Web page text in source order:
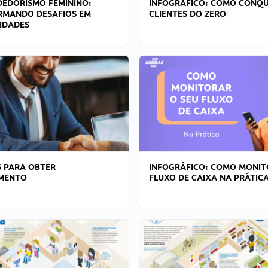
FEMININO:
DESAFIOS EM
INFOGRÁFICO: COMO
CLIENTES DO ZERO
PARA OBTER
INFOGRÁFICO: COMO
FLUXO DE CAIXA NA